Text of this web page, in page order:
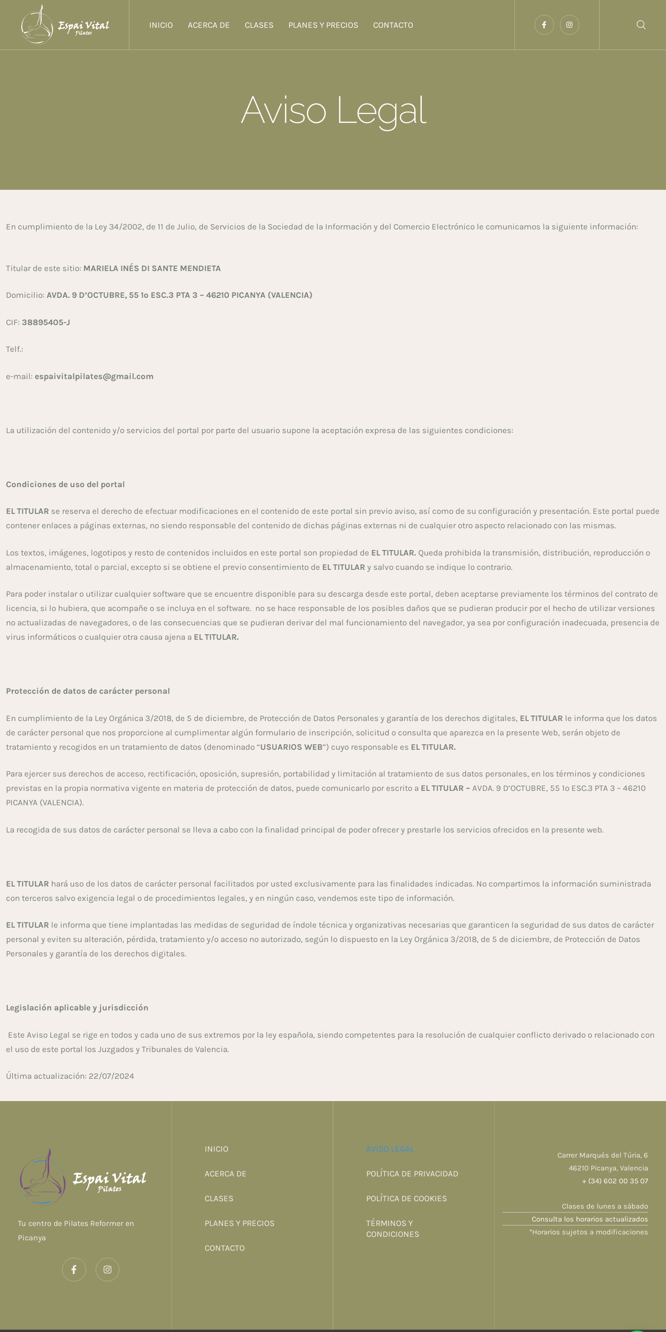
INICIO ACERCA DE CLASES PLANES Y PRECIOS CONTACTO
Aviso Legal
En cumplimiento de la Ley 34/2002, de 11 de Julio, de Servicios de la Sociedad de la Información y del Comercio Electrónico le comunicamos la siguiente información:
Titular de este sitio: MARIELA INÉS DI SANTE MENDIETA
Domicilio: AVDA. 9 D’OCTUBRE, 55 1º ESC.3 PTA 3 – 46210 PICANYA (VALENCIA)
CIF: 38895405-J
Telf.:
e-mail: espaivitalpilates@gmail.com
La utilización del contenido y/o servicios del portal por parte del usuario supone la aceptación expresa de las siguientes condiciones:
Condiciones de uso del portal
EL TITULAR se reserva el derecho de efectuar modificaciones en el contenido de este portal sin previo aviso, así como de su configuración y presentación. Este portal puede
contener enlaces a páginas externas, no siendo responsable del contenido de dichas páginas externas ni de cualquier otro aspecto relacionado con las mismas.
Los textos, imágenes, logotipos y resto de contenidos incluidos en este portal son propiedad de EL TITULAR. Queda prohibida la transmisión, distribución, reproducción o
almacenamiento, total o parcial, excepto si se obtiene el previo consentimiento de EL TITULAR y salvo cuando se indique lo contrario.
Para poder instalar o utilizar cualquier software que se encuentre disponible para su descarga desde este portal, deben aceptarse previamente los términos del contrato de
licencia, si lo hubiera, que acompañe o se incluya en el software. no se hace responsable de los posibles daños que se pudieran producir por el hecho de utilizar versiones
no actualizadas de navegadores, o de las consecuencias que se pudieran derivar del mal funcionamiento del navegador, ya sea por configuración inadecuada, presencia de
virus informáticos o cualquier otra causa ajena a EL TITULAR.
Protección de datos de carácter personal
En cumplimiento de la Ley Orgánica 3/2018, de 5 de diciembre, de Protección de Datos Personales y garantía de los derechos digitales, EL TITULAR le informa que los datos
de carácter personal que nos proporcione al cumplimentar algún formulario de inscripción, solicitud o consulta que aparezca en la presente Web, serán objeto de
tratamiento y recogidos en un tratamiento de datos (denominado “USUARIOS WEB”) cuyo responsable es EL TITULAR.
Para ejercer sus derechos de acceso, rectificación, oposición, supresión, portabilidad y limitación al tratamiento de sus datos personales, en los términos y condiciones
previstas en la propia normativa vigente en materia de protección de datos, puede comunicarlo por escrito a EL TITULAR – AVDA. 9 D’OCTUBRE, 55 1º ESC.3 PTA 3 – 46210
PICANYA (VALENCIA).
La recogida de sus datos de carácter personal se lleva a cabo con la finalidad principal de poder ofrecer y prestarle los servicios ofrecidos en la presente web.
EL TITULAR hará uso de los datos de carácter personal facilitados por usted exclusivamente para las finalidades indicadas. No compartimos la información suministrada
con terceros salvo exigencia legal o de procedimientos legales, y en ningún caso, vendemos este tipo de información.
EL TITULAR le informa que tiene implantadas las medidas de seguridad de índole técnica y organizativas necesarias que garanticen la seguridad de sus datos de carácter
personal y eviten su alteración, pérdida, tratamiento y/o acceso no autorizado, según lo dispuesto en la Ley Orgánica 3/2018, de 5 de diciembre, de Protección de Datos
Personales y garantía de los derechos digitales.
Legislación aplicable y jurisdicción
Este Aviso Legal se rige en todos y cada uno de sus extremos por la ley española, siendo competentes para la resolución de cualquier conflicto derivado o relacionado con
el uso de este portal los Juzgados y Tribunales de Valencia.
Última actualización: 22/07/2024
Tu centro de Pilates Reformer en
Picanya
INICIO
ACERCA DE
CLASES
PLANES Y PRECIOS
CONTACTO
AVISO LEGAL
POLÍTICA DE PRIVACIDAD
POLÍTICA DE COOKIES
TÉRMINOS Y
CONDICIONES
Carrer Marqués del Túria, 6
46210 Picanya, Valencia
+ (34) 602 00 35 07
Clases de lunes a sábado
Consulta los horarios actualizados
*Horarios sujetos a modificaciones